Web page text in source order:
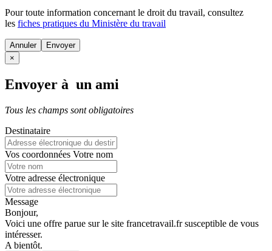
Pour toute information concernant le droit du travail, consultez
les fiches pratiques du Ministère du travail
Annuler
×
Envoyer à un ami
Tous les champs sont obligatoires
Destinataire
Vos coordonnées Votre nom
Votre adresse électronique
Message
Bonjour,
Voici une offre parue sur le site francetravail.fr susceptible de vous
intéresser.
A bientôt.